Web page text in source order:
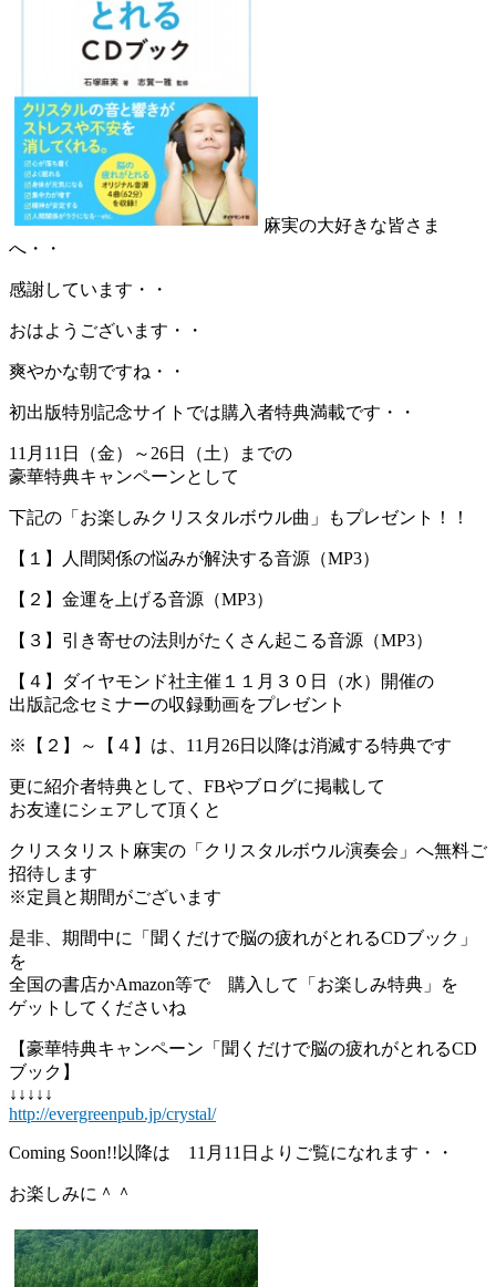
麻実の大好きな皆さま
へ・・
感謝しています・・
おはようございます・・
爽やかな朝ですね・・
初出版特別記念サイトでは購入者特典満載です・・
11月11日（金）～26日（土）までの
豪華特典キャンペーンとして
下記の「お楽しみクリスタルボウル曲」もプレゼント！！
【１】人間関係の悩みが解決する音源（MP3）
【２】金運を上げる音源（MP3）
【３】引き寄せの法則がたくさん起こる音源（MP3）
【４】ダイヤモンド社主催１１月３０日（水）開催の
出版記念セミナーの収録動画をプレゼント
※【２】～【４】は、11月26日以降は消滅する特典です
更に紹介者特典として、FBやブログに掲載して
お友達にシェアして頂くと
クリスタリスト麻実の「クリスタルボウル演奏会」へ無料ご
招待します
※定員と期間がございます
是非、期間中に「聞くだけで脳の疲れがとれるCDブック」
を
全国の書店かAmazon等で 購入して「お楽しみ特典」を
ゲットしてくださいね
【豪華特典キャンペーン「聞くだけで脳の疲れがとれるCD
ブック】
↓↓↓↓↓
http://evergreenpub.jp/crystal/
Coming Soon!!以降は 11月11日よりご覧になれます・・
お楽しみに＾＾